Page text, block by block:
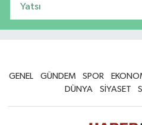
Yatsı
GENEL GÜNDEM SPOR
DÜNYA
SİYASET